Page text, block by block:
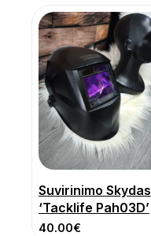
Suvirinimo Skydas
‘Tacklife Pah03D’
40.00€